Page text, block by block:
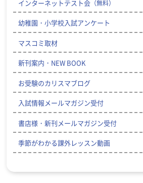
インターネットテスト会 （無料）
幼稚園・小学校入試アンケート
マスコミ取材
新刊案内・NEW BOOK
お受験のカリスマブログ
入試情報メールマガジン受付
書店様・新刊メールマガジン受付
季節がわかる課外レッスン動画